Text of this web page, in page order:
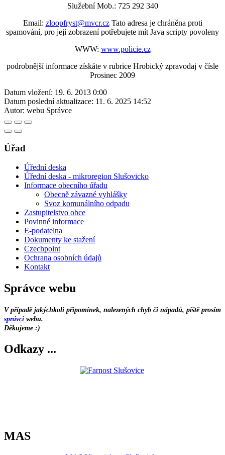
Služební Mob.: 725 292 340
Email: zloopfryst@mvcr.czTato adresa je chráněna proti
spamování, pro její zobrazení potřebujete mít Java scripty povoleny
WWW: www.policie.cz
podrobnější informace získáte v rubrice Hrobický zpravodaj v čísle
Prosinec 2009
Datum vložení: 19. 6. 2013 0:00
Datum poslední aktualizace: 11. 6. 2025 14:52
Autor: webu Správce
Úřad
Úřední deska
Úřední deska - mikroregion Slušovicko
Informace obecního úřadu
Obecně závazné vyhlášky
Svoz komunálního odpadu
Zastupitelstvo obce
Povinné informace
E-podatelna
Dokumenty ke stažení
Czechpoint
Ochrana osobních údajů
Kontakt
Správce webu
V případě jakýchkoli připomínek, nalezených chyb či nápadů, piště prosím
správci webu.
Děkujeme :)
Odkazy ...
MAS